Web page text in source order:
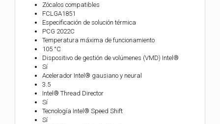
Zócalos compatibles
FCLGA1851
Especificación de solución térmica
PCG 2022C
Temperatura máxima de funcionamiento
105 °C
Dispositivo de gestión de volúmenes (VMD) Intel®
Sí
Acelerador Intel® gausiano y neural
3.5
Intel® Thread Director
Sí
Tecnología Intel® Speed Shift
Sí